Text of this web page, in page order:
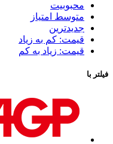
محبوبیت
متوسط امتیاز
جدیدترین
قیمت: کم به زیاد
قیمت: زیاد به کم
فیلتر با